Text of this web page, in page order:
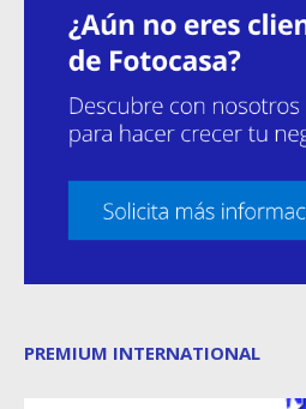
PREMIUM INTERNATIONAL